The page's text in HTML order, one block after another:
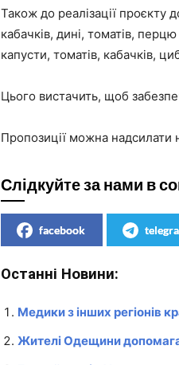
Також до реалізації проєкту
кабачків, дині, томатів,
капусти, томатів, кабачків,
Цього вистачить, щоб
Пропозиції можна
Слідкуйте за нами в
facebook
Останні Новини:
Медики з інших регіонів
Жителі Одещини